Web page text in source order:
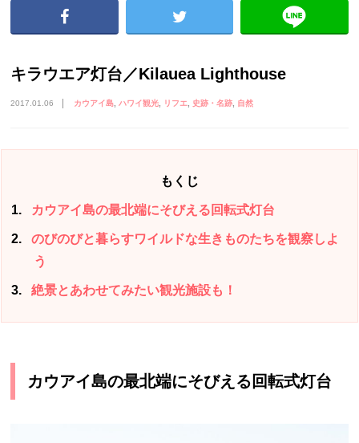
キラウエア灯台／Kilauea Lighthouse
2017.01.06 カウアイ島 ハワイ観光 リフエ 史跡・名跡 自然
もくじ
1 カウアイ島の最北端にそびえる回転式灯台
2
のびのびと暮らすワイルドな生きものたちを観察しよ
う
3 絶景とあわせてみたい観光施設も！
カウアイ島の最北端にそびえる回転式灯台